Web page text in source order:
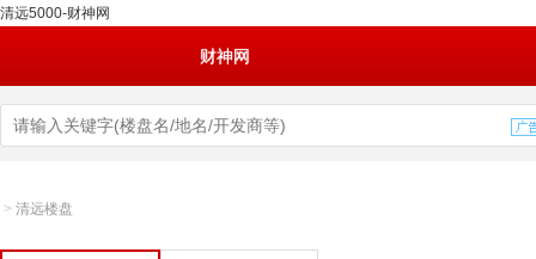
清远5000-财神网
财神网
> 清远楼盘